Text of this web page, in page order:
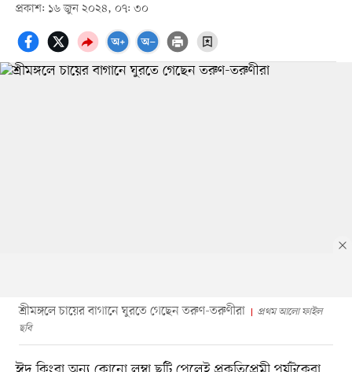
প্রকাশ: ১৬ জুন ২০২৪, ০৭: ৩০
শ্রীমঙ্গলে চায়ের বাগানে ঘুরতে গেছেন তরুণ-তরুণীরা
প্রথম আলো ফাইল
ছবি